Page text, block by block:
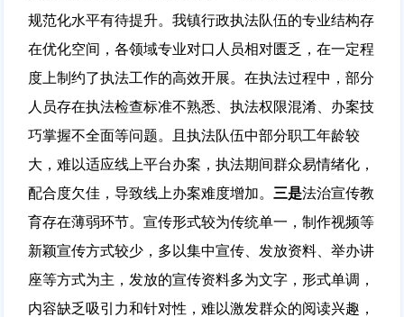
规范化水平有待提升。我镇行政执法队伍的专业结构存
在优化空间，各领域专业对口人员相对匮乏，在一定程
度上制约了执法工作的高效开展。在执法过程中，部分
人员存在执法检查标准不熟悉、执法权限混淆、办案技
巧掌握不全面等问题。且执法队伍中部分职工年龄较
大，难以适应线上平台办案，执法期间群众易情绪化，
配合度欠佳，导致线上办案难度增加。 三是法治宣传教
育存在薄弱环节。宣传形式较为传统单一，制作视频等
新颖宣传方式较少，多以集中宣传、发放资料、举办讲
座等方式为主，发放的宣传资料多为文字，形式单调，
内容缺乏吸引力和针对性，难以激发群众的阅读兴趣，